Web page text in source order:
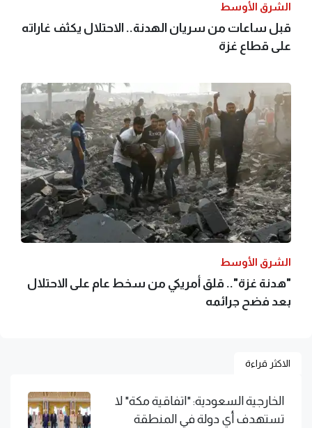
الشرق الأوسط
قبل ساعات من سريان الهدنة.. الاحتلال يكثف غاراته
على قطاع غزة
الشرق الأوسط
"هدنة غزة".. قلق أمريكي من سخط عام على الاحتلال
بعد فضح جرائمه
الاكثر قراءة
الخارجية السعودية: "اتفاقية مكة" لا
تستهدف أي دولة في المنطقة